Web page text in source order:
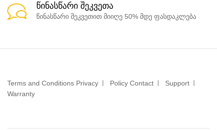
წინასწარი შეკვეთა
წინასწარი შეკვეთით მიიღე 50% მდე ფასდაკლება
Terms and Conditions Privacy Policy Contact
Support
Warranty